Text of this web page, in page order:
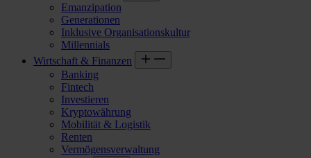
Emanzipation
Generationen
Inklusive Organisationskultur
Millennials
Wirtschaft & Finanzen
Banking
Fintech
Investieren
Kryptowährung
Mobilität & Logistik
Renten
Vermögensverwaltung